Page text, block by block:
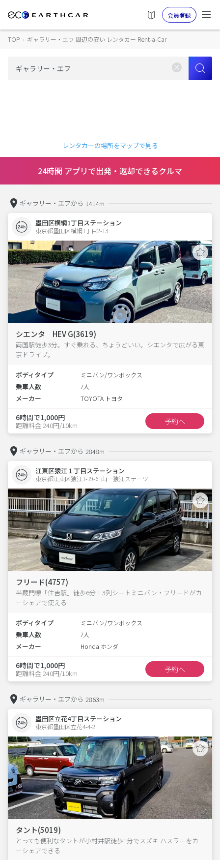
会員登録
TOP › ギャラリー・エフ 周辺の安い レンタカー Rent-a-Car
レンタカーの場所をマップで見る
24時間 アプリで出発・返却できるクルマ
ギャラリー・エフから 1414m
墨田区横網1丁目ステーション
東京都墨田区横網1丁目2-13
シエンタ HEV G(3619)
両国駅徒歩3分。すぐ乗れる、ちょうどいい。シエンタで広がる東
京ドライブ。
ボディタイプ ミニバン/ワンボックス
乗車人数 7人
メーカー TOYOTA トヨタ
6時間で1,000円
距離料金 240円/10km 予約へ
ギャラリー・エフから 2848m
江東区猿江１丁目ステーション
東京都江東区猿江1-19-6  山一猿江ステーツ
フリード(4757)
半蔵門線「住吉駅」徒歩6分！3列シートミニバン・フリードがカ
ーシェアで使える！
ボディタイプ ミニバン/ワンボックス
乗車人数 7人
メーカー Honda ホンダ
6時間で1,000円
距離料金 240円/10km 予約へ
ギャラリー・エフから 2863m
墨田区立花4丁目ステーション
東京都墨田区立花4-4-2
タント(5019)
とっても便利なタントが小村井駅徒歩1分でスズキ ハスラーをカ
ーシェアできる